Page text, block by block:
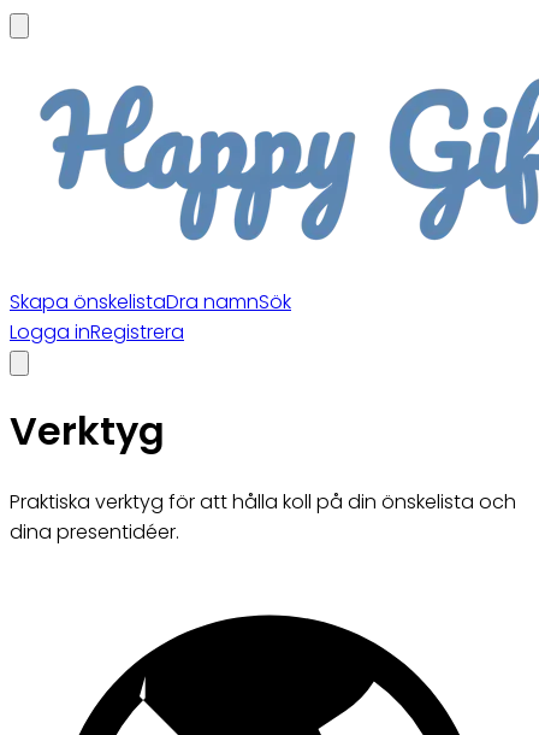
Skapa önskelistaDra namnSök
Logga inRegistrera
Verktyg
Praktiska verktyg för att hålla koll på din önskelista och
dina presentidéer.